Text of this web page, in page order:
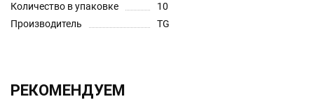
Количество в упаковке
10
Производитель
TG
РЕКОМЕНДУЕМ